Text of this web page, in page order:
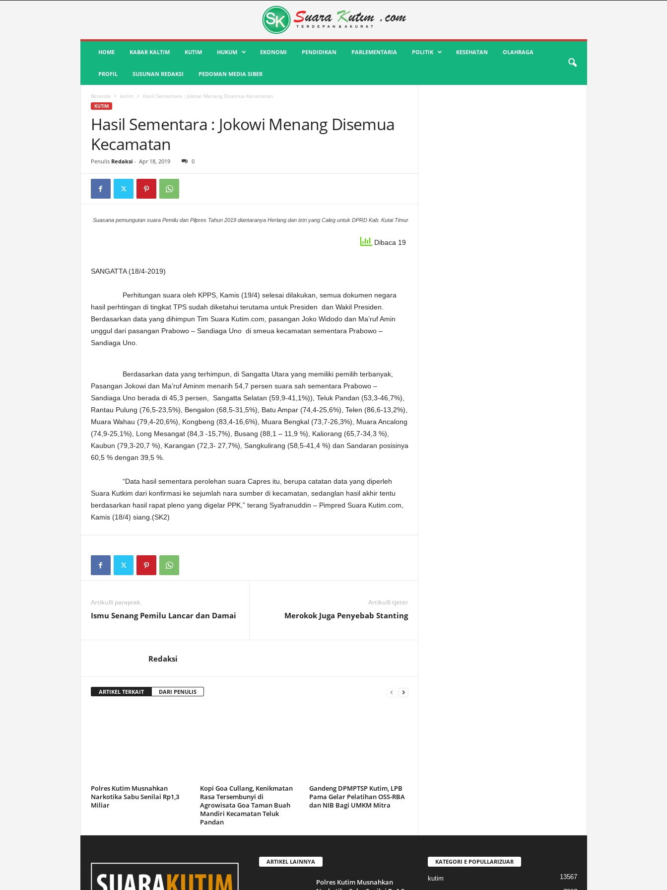
a
HOME KABAR KALTIM KUTIM HUKUM EKONOMI PENDIDIKAN PARLEMENTARIA POLITIK KESEHATAN OLAHRAGA
PROFIL SUSUNAN REDAKSI PEDOMAN MEDIA SIBER
Beranda kutim Hasil Sementara : Jokowi Menang Disemua Kecamatan
KUTIM
Hasil Sementara : Jokowi Menang Disemua
Kecamatan
Penulis Redaksi- Apr 18, 2019 0
Suasana pemungutan suara Pemilu dan Pilpres Tahun 2019 diantaranya Herlang dan istri yang Caleg untuk DPRD Kab. Kutai Timur
Dibaca 19
SANGATTA (18/4-2019)
Perhitungan suara oleh KPPS, Kamis (19/4) selesai dilakukan, semua dokumen negara
hasil perhtingan di tingkat TPS sudah diketahui terutama untuk Presiden dan Wakil Presiden.
Berdasarkan data yang dihimpun Tim Suara Kutim.com, pasangan Joko Widodo dan Ma’ruf Amin
unggul dari pasangan Prabowo – Sandiaga Uno di smeua kecamatan sementara Prabowo –
Sandiaga Uno.
Berdasarkan data yang terhimpun, di Sangatta Utara yang memiliki pemilih terbanyak,
Pasangan Jokowi dan Ma’ruf Aminm menarih 54,7 persen suara sah sementara Prabowo –
Sandiaga Uno berada di 45,3 persen, Sangatta Selatan (59,9-41,1%)), Teluk Pandan (53,3-46,7%),
Rantau Pulung (76,5-23,5%), Bengalon (68,5-31,5%), Batu Ampar (74,4-25,6%), Telen (86,6-13,2%),
Muara Wahau (79,4-20,6%), Kongbeng (83,4-16,6%), Muara Bengkal (73,7-26,3%), Muara Ancalong
(74,9-25,1%), Long Mesangat (84,3 -15,7%), Busang (88,1 – 11,9 %), Kaliorang (65,7-34,3 %),
Kaubun (79,3-20,7 %), Karangan (72,3- 27,7%), Sangkulirang (58,5-41,4 %) dan Sandaran posisinya
60,5 % dengan 39,5 %.
“Data hasil sementara perolehan suara Capres itu, berupa catatan data yang diperleh
Suara Kutkim dari konfirmasi ke sejumlah nara sumber di kecamatan, sedanglan hasil akhir tentu
berdasarkan hasil rapat pleno yang digelar PPK,” terang Syafranuddin – Pimpred Suara Kutim.com,
Kamis (18/4) siang.(SK2)
Artikulli paraprak
Ismu Senang Pemilu Lancar dan Damai
Artikulli tjetër
Merokok Juga Penyebab Stanting
Redaksi
ARTIKEL TERKAIT DARI PENULIS
Polres Kutim Musnahkan
Narkotika Sabu Senilai Rp1,3
Miliar
Kopi Goa Cullang, Kenikmatan
Rasa Tersembunyi di
Agrowisata Goa Taman Buah
Mandiri Kecamatan Teluk
Pandan
Gandeng DPMPTSP Kutim, LPB
Pama Gelar Pelatihan OSS-RBA
dan NIB Bagi UMKM Mitra
ARTIKEL LAINNYA
Polres Kutim Musnahkan
KATEGORI E POPULLARIZUAR
kutim 13567